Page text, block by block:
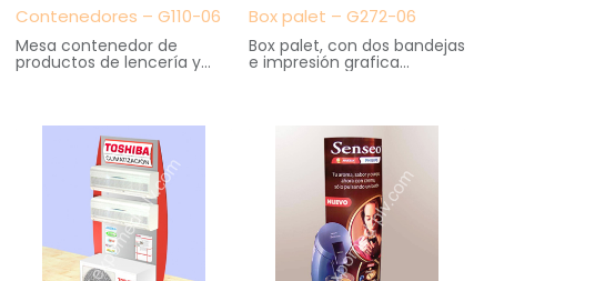
Contenedores – G110-06
Mesa contenedor de
productos de lencería y
corsetería. Elaborado en
40 cm. fondo X 120 cm.
Box palet – G272-06
Box palet, con dos bandejas
e impresión grafica
Medidas: 60 cm. ancho X